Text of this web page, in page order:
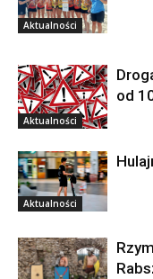
Aktualności
Aktualności
od
Aktualności